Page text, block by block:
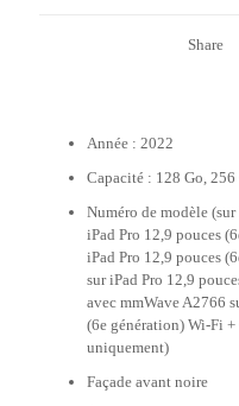
Share
Année : 2022
Capacité : 128 Go, 256
Numéro de modèle
iPad Pro 12,9 pouces
iPad Pro 12,9 pouces
sur iPad Pro 12,9
avec mmWave A2766
(6e génération) Wi-Fi
uniquement)
Façade avant noire